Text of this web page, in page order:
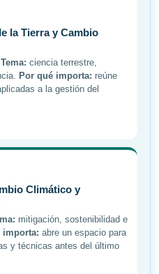
la Tierra y Cambio
Tema: ciencia terrestre,
Por qué importa: reúne
a la gestión del
Climático y
mitigación, sostenibilidad e
importa: abre un espacio para
y técnicas antes del último